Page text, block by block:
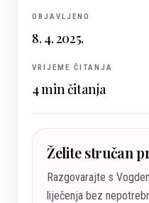
OBJAVLJENO
8. 4. 2025.
VRIJEME ČITANJA
4min čitanja
Želite stručan
Razgovarajte s
liječenja bez